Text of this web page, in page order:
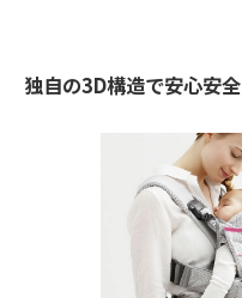
独自の3D構造で安心安全